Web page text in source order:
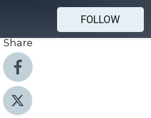
FOLLOW
Share